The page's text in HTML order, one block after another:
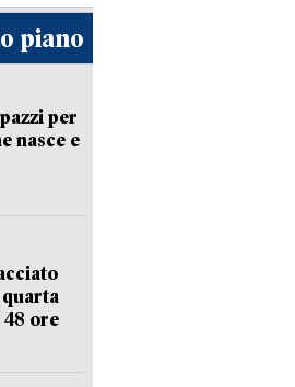
piano
per
nasce e
ore